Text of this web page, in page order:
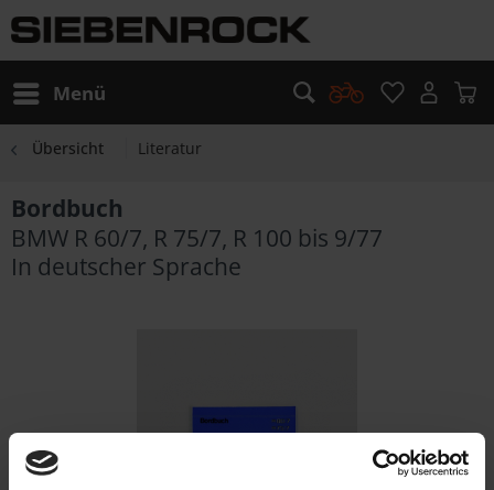
Menü
Übersicht Literatur
Bordbuch
BMW R 60/7, R 75/7, R 100 bis 9/77
In deutscher Sprache